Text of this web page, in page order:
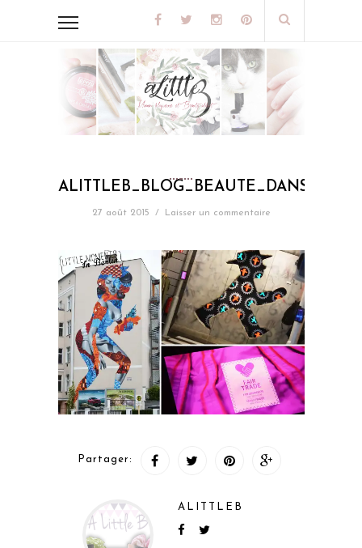
27 août 2015 / Laisser un commentaire
Partager:
ALITTLEB